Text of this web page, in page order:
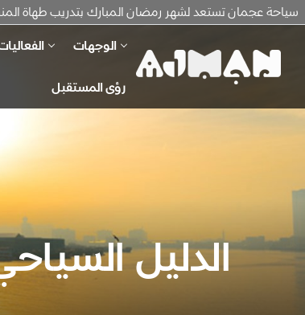
سياحة عجمان تستعد لشهر رمضان المبارك بتدريب طهاة
الوجهات
رؤى المستقبل
الدليل